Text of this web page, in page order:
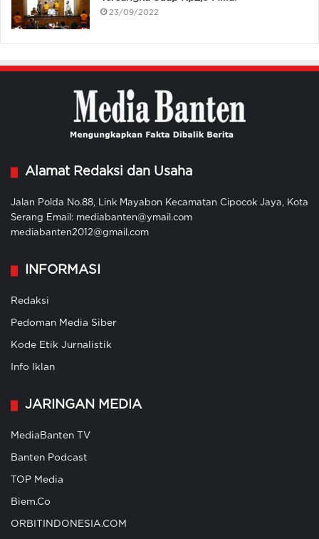
23/09/2022
Alamat Redaksi dan Usaha
Jalan Polda No.88, Link Mayabon Kecamatan Cipocok Jaya, Kota
Serang Email: mediabanten@ymail.com
mediabanten2012@gmail.com
INFORMASI
Redaksi
Pedoman Media Siber
Kode Etik Jurnalistik
Info Iklan
JARINGAN MEDIA
MediaBanten TV
Banten Podcast
TOP Media
Biem.Co
ORBITINDONESIA.COM